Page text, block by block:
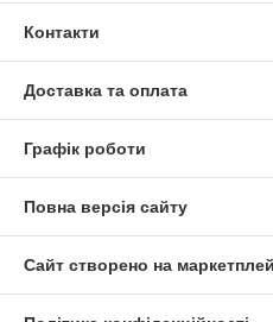
Контакти
Доставка та оплата
Графік роботи
Повна версія сайту
Сайт створено на